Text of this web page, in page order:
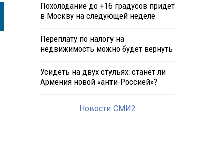
Похолодание до +16 градусов придет
в Москву на следующей неделе
Переплату по налогу на
недвижимость можно будет вернуть
Усидеть на двух стульях: станет ли
Армения новой «анти-Россией»?
Новости СМИ2